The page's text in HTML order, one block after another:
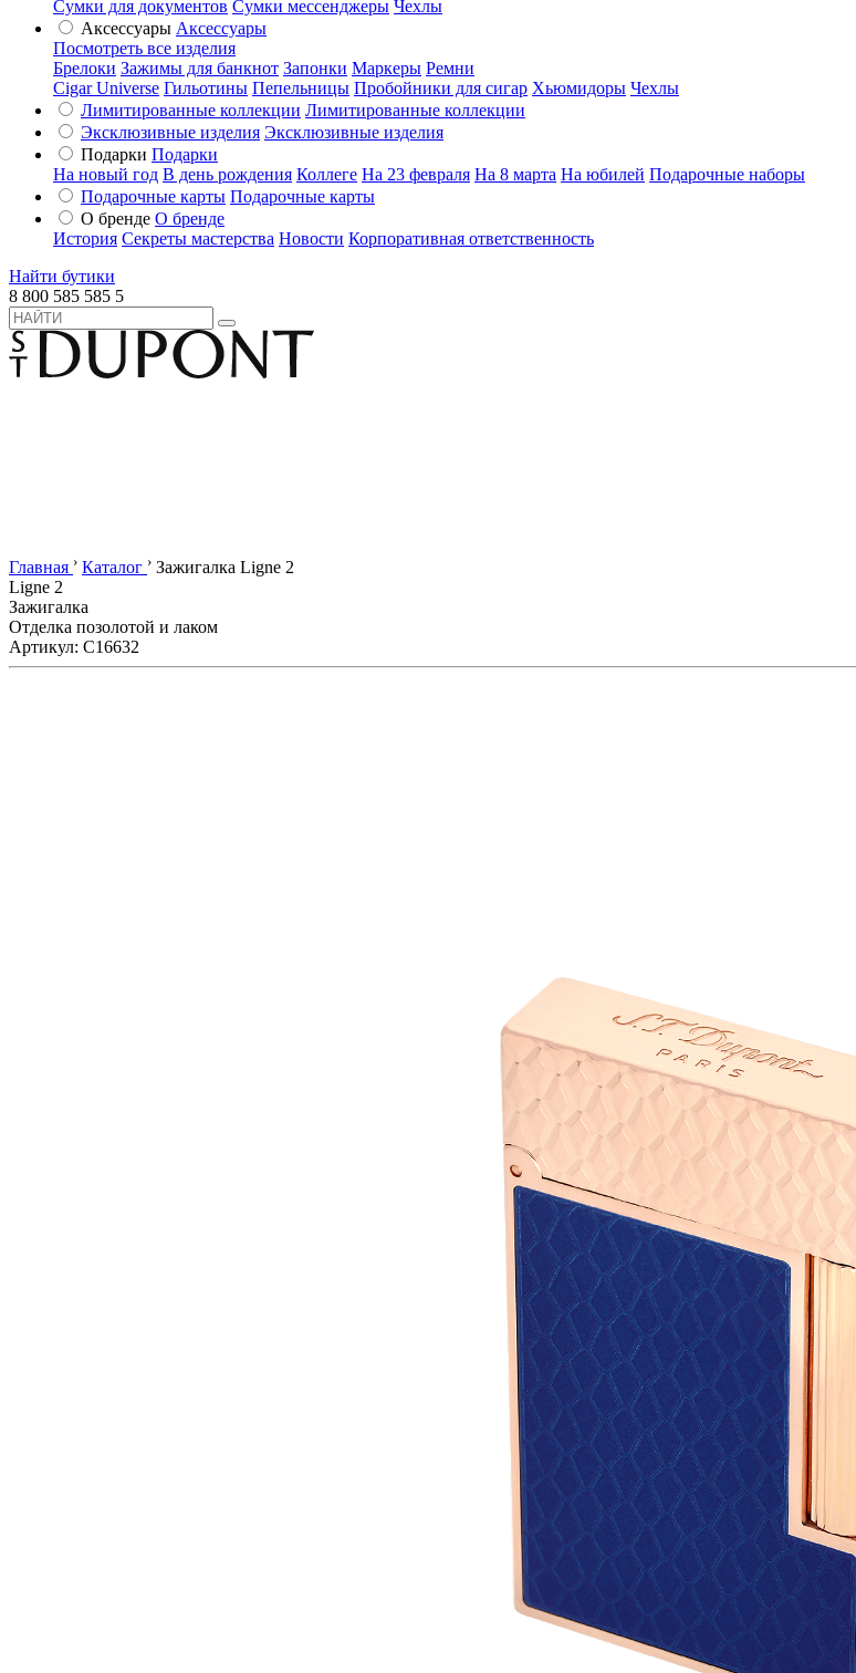
Сумки для документов Сумки мессенджеры Чехлы
Аксессуары Аксессуары
Посмотреть все изделия
Брелоки Зажимы для банкнот Запонки Маркеры Ремни
Cigar Universe Гильотины Пепельницы Пробойники для сигар Хьюмидоры Чехлы
Лимитированные коллекции Лимитированные коллекции
Эксклюзивные изделия Эксклюзивные изделия
Подарки Подарки
На новый год В день рождения Коллеге На 23 февраля На 8 марта На юбилей Подарочные наборы
Подарочные карты Подарочные карты
О бренде О бренде
История Секреты мастерства Новости Корпоративная ответственность
Найти бутики
8 800 585 585 5
Главная › Каталог › Зажигалка Ligne 2
Ligne 2
Зажигалка
Отделка позолотой и лаком
Артикул: C16632